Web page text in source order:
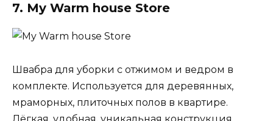
7. My Warm house Store
Швабра для уборки с отжимом и ведром в
комплекте. Используется для деревянных,
мраморных, плиточных полов в квартире.
Лёгкая, удобная, уникальная конструкция